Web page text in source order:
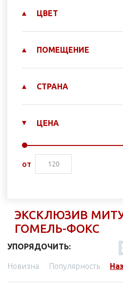
ЦВЕТ
ПОМЕЩЕНИЕ
СТРАНА
ЦЕНА
от
ЭКСКЛЮЗИВ
ГОМЕЛЬ-ФОКС
УПОРЯДОЧИТЬ:
Новизна Популярность